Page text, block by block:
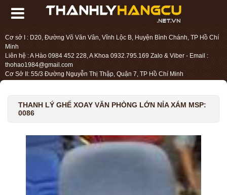
Cơ sở I : D20, Đường Võ Văn Vân, Vĩnh Lộc B, Huyện Bình Chánh, TP Hồ Chí
Minh
Liên hệ : A Hào 0984 452 228, A Khoa 0932.795.169 Zalo & Viber - Email :
thohao1984@gmail.com
Cơ Sở II: 55/3 Đường Nguyễn Thị Thập, Quận 7, TP Hồ Chí Minh
THANH LÝ GHẾ XOAY VĂN PHÒNG LỚN NỈA XÁM MSP:
0086